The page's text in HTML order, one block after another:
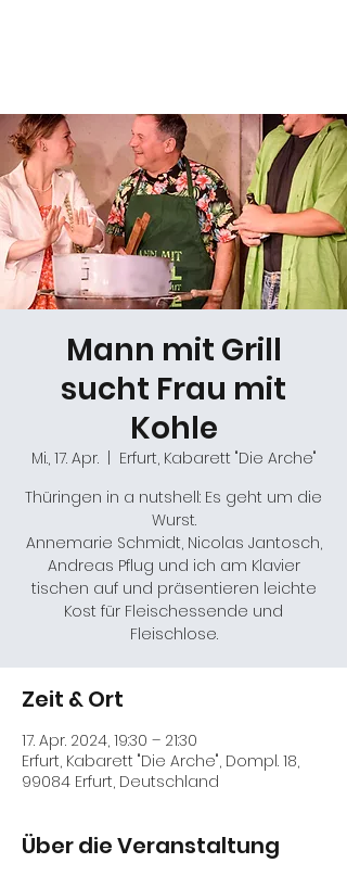
Mann mit Grill
sucht Frau mit
Kohle
Mi., 17. Apr.
  |
Erfurt, Kabarett "Die Arche"
Thüringen in a nutshell: Es geht um die
Wurst.
Annemarie Schmidt, Nicolas Jantosch,
Andreas Pflug und ich am Klavier
tischen auf und präsentieren leichte
Kost für Fleischessende und
Fleischlose.
Zeit & Ort
17. Apr. 2024, 19:30 – 21:30
Erfurt, Kabarett "Die Arche", Dompl. 18,
99084 Erfurt, Deutschland
Über die Veranstaltung